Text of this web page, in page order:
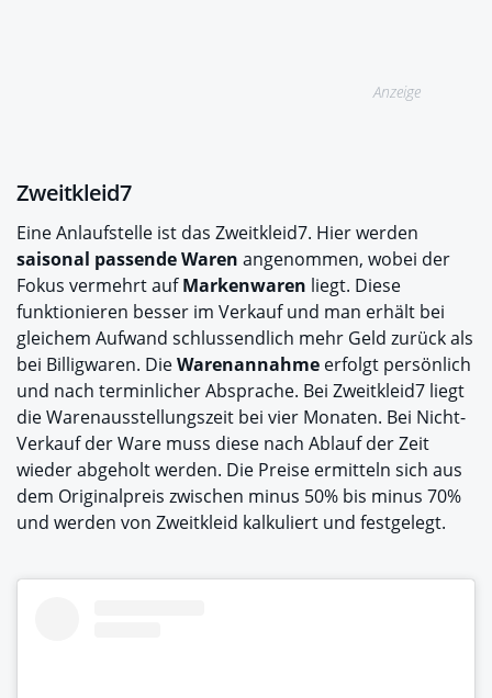
Anzeige
Zweitkleid7
Eine Anlaufstelle ist das Zweitkleid7. Hier werden
saisonal passende Waren angenommen, wobei der
Fokus vermehrt aufMarkenwaren liegt. Diese
funktionieren besser im Verkauf und man erhält bei
gleichem Aufwand schlussendlich mehr Geld zurück als
bei Billigwaren. DieWarenannahme erfolgt persönlich
und nach terminlicher Absprache. Bei Zweitkleid7 liegt
die Warenausstellungszeit bei vier Monaten. Bei Nicht-
Verkauf der Ware muss diese nach Ablauf der Zeit
wieder abgeholt werden. Die Preise ermitteln sich aus
dem Originalpreis zwischen minus 50% bis minus 70%
und werden von Zweitkleid kalkuliert und festgelegt.